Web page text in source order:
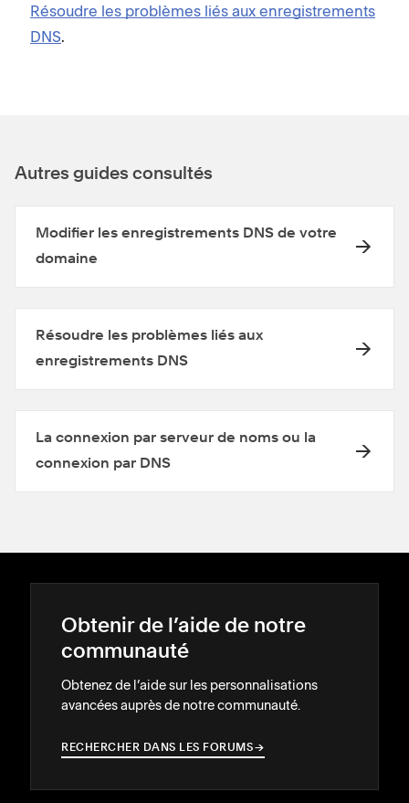
Résoudre les problèmes liés aux enregistrements
DNS.
Autres guides consultés
Modifier les enregistrements DNS de votre
domaine
Résoudre les problèmes liés aux
enregistrements DNS
La connexion par serveur de noms ou la
connexion par DNS
Obtenir de l’aide de notre
communauté
Obtenez de l’aide sur les personnalisations
avancées auprès de notre communauté.
RECHERCHER DANS LES FORUMS→
→